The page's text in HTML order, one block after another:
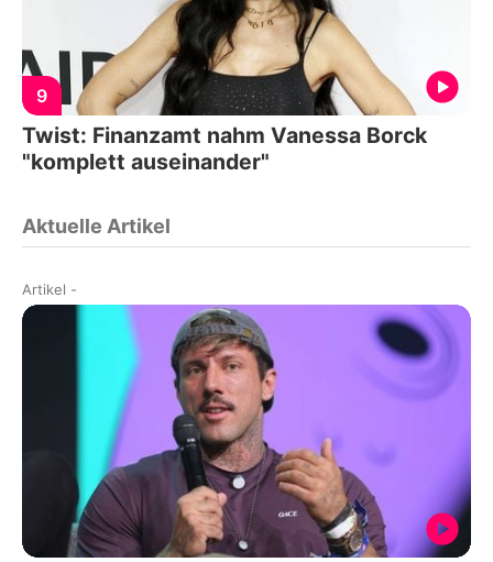
9
Twist: Finanzamt nahm Vanessa Borck
"komplett auseinander"
Aktuelle Artikel
Artikel -